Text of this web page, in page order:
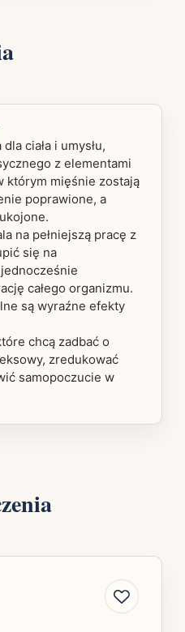
ciała i umysłu,
z elementami
którym mięśnie zostają
poprawione, a
na pełniejszą pracę z
się na
całego organizmu.
są wyraźne efekty
chcą zadbać o
zredukować
samopoczucie w